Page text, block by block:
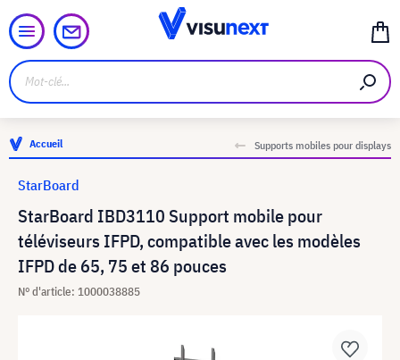
Accueil Supports mobiles pour displays
StarBoard IBD3110 Support mobile pour
téléviseurs IFPD, compatible avec les modèles
IFPD de 65, 75 et 86 pouces
N° d'article: 1000038885
StarBoard